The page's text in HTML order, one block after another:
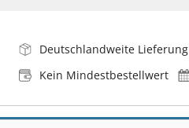
Deutschlandweite Lieferung
Kein Mindestbestellwert